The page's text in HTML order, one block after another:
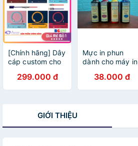
[Chính hãng] Dây
cáp custom cho
AKKO dạng
xoắn, hai đoạn
299.000 đ
Mực in phun
dành cho máy in
Pixma 4 màu
(Hàn Quốc)
38.000 đ
GIỚI THIỆU